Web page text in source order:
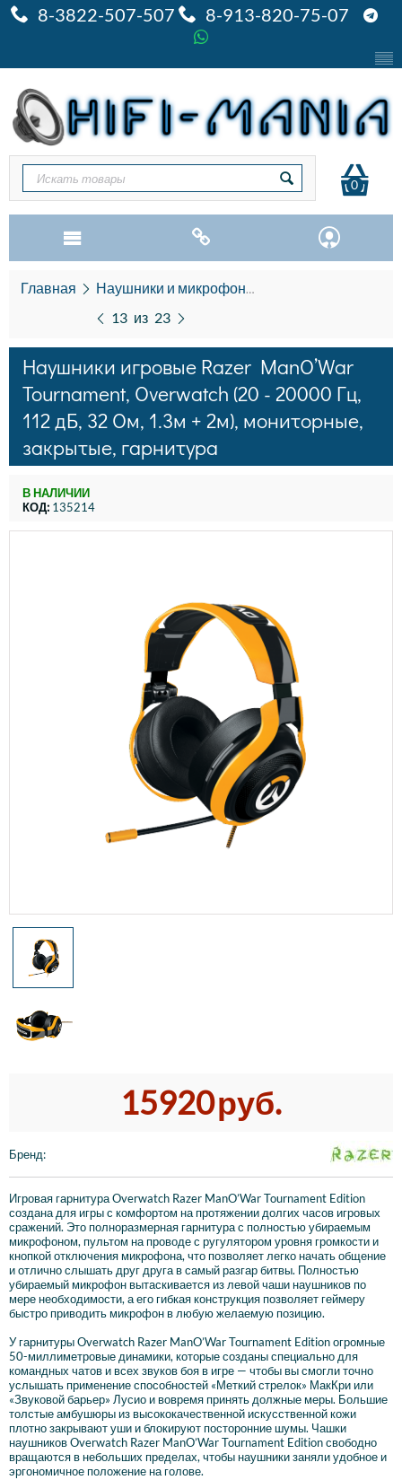
8-3822-507-507 8-913-820-75-07
0
Главная Наушники и микрофоны
13 из 23
Наушники игровые Razer ManO’War
Tournament, Overwatch (20 - 20000 Гц,
112 дБ, 32 Ом, 1.3м + 2м), мониторные,
закрытые, гарнитура
В НАЛИЧИИ
КОД: 135214
15920руб.
Бренд:
Игровая гарнитура Overwatch Razer ManO’War Tournament Edition
создана для игры с комфортом на протяжении долгих часов игровых
сражений. Это полноразмерная гарнитура с полностью убираемым
микрофоном, пультом на проводе с ругулятором уровня громкости и
кнопкой отключения микрофона, что позволяет легко начать общение
и отлично слышать друг друга в самый разгар битвы. Полностью
убираемый микрофон вытаскивается из левой чаши наушников по
мере необходимости, а его гибкая конструкция позволяет геймеру
быстро приводить микрофон в любую желаемую позицию.
У гарнитурыOverwatch Razer ManO’War Tournament Editionогромные
50-миллиметровые динамики, которые созданы специально для
командных чатов и всех звуков боя в игре — чтобы вы смогли точно
услышать применение способностей «Меткий стрелок» МакКри или
«Звуковой барьер» Лусио и вовремя принять должные меры. Большие
толстые амбушюры из высококачественной искусственной кожи
плотно закрывают уши и блокируют посторонние шумы. Чашки
наушниковOverwatch Razer ManO’War Tournament Editionсвободно
вращаются в небольших пределах, чтобы наушники заняли удобное и
эргономичное положение на голове.